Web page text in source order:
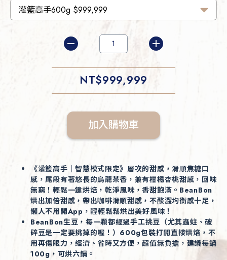
NT$999,999
加入購物車
《灌籃高手｜智慧模式限定》層次的甜感，滑順焦糖口
感，尾段有著悠長的烏龍茶香，兼有柑橘杏桃甜感，回味
無窮！輕鬆一鍵烘焙，乾淨風味，香甜飽滿。BeanBon
烘出加倍甜感，帶出咖啡滑順甜感，不酸澀均衡感十足，
懶人不用開App，輕輕鬆鬆烘出美好風味！
BeanBon生豆，每一顆都經過手工挑豆（尤其蟲蛀、破
碎豆是一定要挑掉的喔！）600g包裝打開直接烘焙，不
用再傷眼力，經濟、省時又方便，超值無負擔，建議每鍋
100g，可烘六鍋。